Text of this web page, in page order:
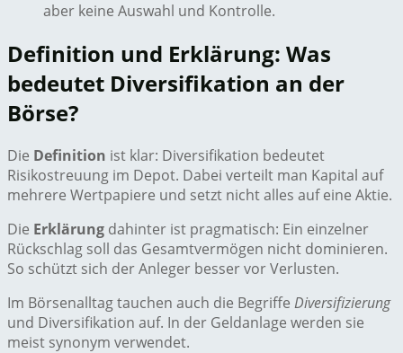
aber keine Auswahl und Kontrolle.
Definition und Erklärung: Was
bedeutet Diversifikation an der
Börse?
Die Definition ist klar: Diversifikation bedeutet
Risikostreuung im Depot. Dabei verteilt man Kapital auf
mehrere Wertpapiere und setzt nicht alles auf eine Aktie.
Die Erklärung dahinter ist pragmatisch: Ein einzelner
Rückschlag soll das Gesamtvermögen nicht dominieren.
So schützt sich der Anleger besser vor Verlusten.
Im Börsenalltag tauchen auch die Begriffe Diversifizierung
und Diversifikation auf. In der Geldanlage werden sie
meist synonym verwendet.